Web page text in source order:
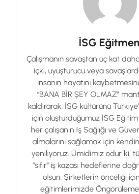
İSG
Çalışmanın savaştan üç kat
içki, uyuşturucu veya
insanın hayatını
“BANA BİR ŞEY OLMAZ”
kaldırarak, İSG kültürünü
için oluşturduğumuz İSG
her çalışanın İş Sağlığı ve
almalarını sağlamak için
yeniliyoruz. Ümidimiz odur ki,
"sıfır" iş kazası hedeflerine
olsun. Şirketlerin önceliği
eğitimlerimizde